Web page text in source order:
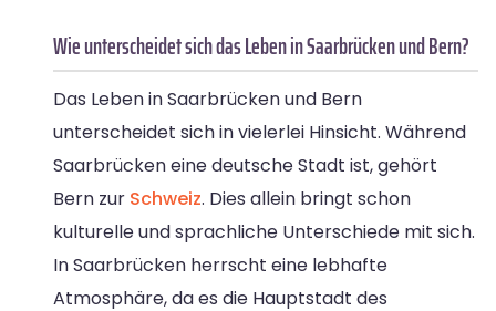
Wie unterscheidet sich das Leben in Saarbrücken und Bern?
Das Leben in Saarbrücken und Bern
unterscheidet sich in vielerlei Hinsicht. Während
Saarbrücken eine deutsche Stadt ist, gehört
Bern zur Schweiz. Dies allein bringt schon
kulturelle und sprachliche Unterschiede mit sich.
In Saarbrücken herrscht eine lebhafte
Atmosphäre, da es die Hauptstadt des